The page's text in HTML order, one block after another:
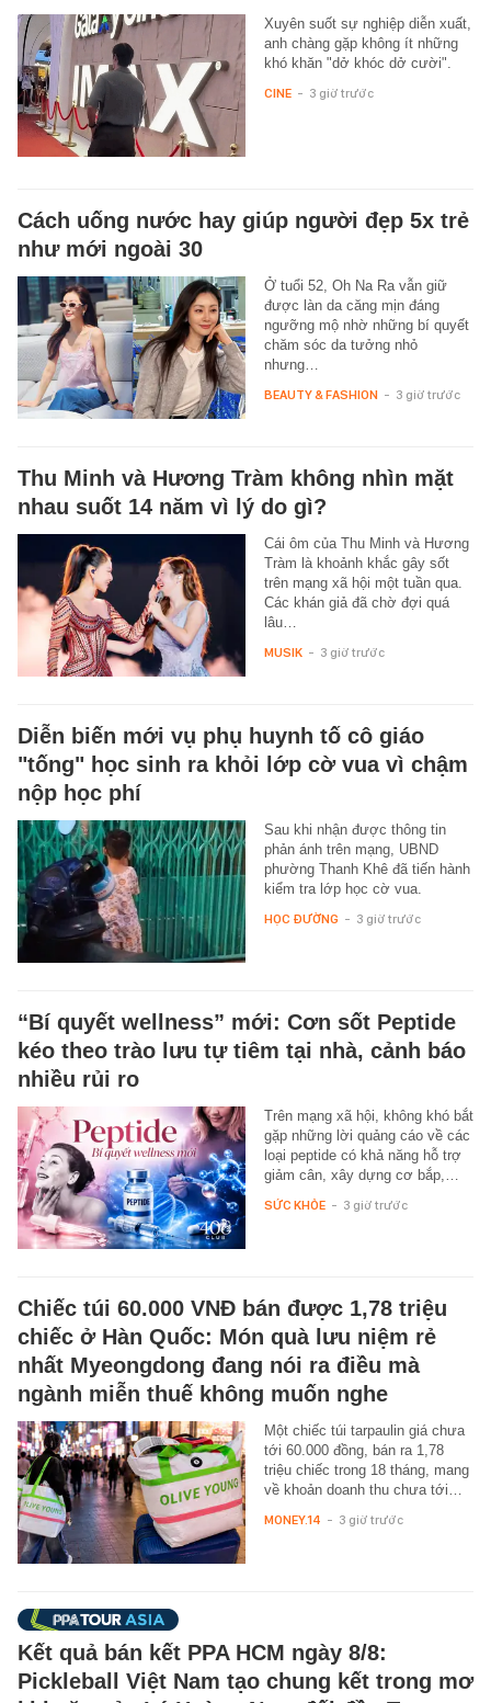
Xuyên suốt sự nghiệp diễn xuất,
anh chàng gặp không ít những
khó khăn "dở khóc dở cười".
CINE - 3 giờ trước
Cách uống nước hay giúp người đẹp 5x trẻ
như mới ngoài 30
Ở tuổi 52, Oh Na Ra vẫn giữ
được làn da căng mịn đáng
ngưỡng mộ nhờ những bí quyết
chăm sóc da tưởng nhỏ
nhưng…
BEAUTY & FASHION - 3 giờ trước
Thu Minh và Hương Tràm không nhìn mặt
nhau suốt 14 năm vì lý do gì?
Cái ôm của Thu Minh và Hương
Tràm là khoảnh khắc gây sốt
trên mạng xã hội một tuần qua.
Các khán giả đã chờ đợi quá
lâu…
MUSIK - 3 giờ trước
Diễn biến mới vụ phụ huynh tố cô giáo
"tống" học sinh ra khỏi lớp cờ vua vì chậm
nộp học phí
Sau khi nhận được thông tin
phản ánh trên mạng, UBND
phường Thanh Khê đã tiến hành
kiểm tra lớp học cờ vua.
HỌC ĐƯỜNG - 3 giờ trước
“Bí quyết wellness” mới: Cơn sốt Peptide
kéo theo trào lưu tự tiêm tại nhà, cảnh báo
nhiều rủi ro
Trên mạng xã hội, không khó bắt
gặp những lời quảng cáo về các
loại peptide có khả năng hỗ trợ
giảm cân, xây dựng cơ bắp,…
SỨC KHỎE - 3 giờ trước
Chiếc túi 60.000 VNĐ bán được 1,78 triệu
chiếc ở Hàn Quốc: Món quà lưu niệm rẻ
nhất Myeongdong đang nói ra điều mà
ngành miễn thuế không muốn nghe
Một chiếc túi tarpaulin giá chưa
tới 60.000 đồng, bán ra 1,78
triệu chiếc trong 18 tháng, mang
về khoản doanh thu chưa tới…
MONEY.14 - 3 giờ trước
Kết quả bán kết PPA HCM ngày 8/8:
Pickleball Việt Nam tạo chung kết trong mơ